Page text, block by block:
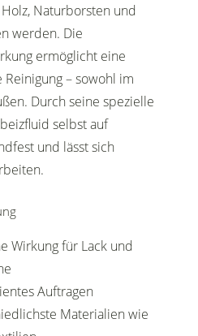
Naturborsten und
werden. Die
ermöglicht eine
– sowohl im
Durch seine spezielle
selbst auf
und lässt sich
Wirkung für Lack und
Auftragen
Materialien wie